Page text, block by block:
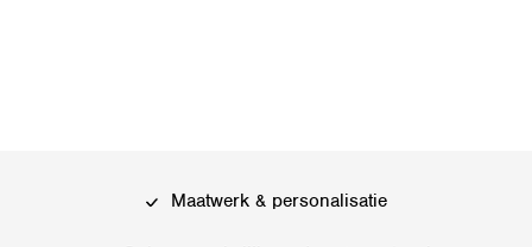
Maatwerk & personalisatie